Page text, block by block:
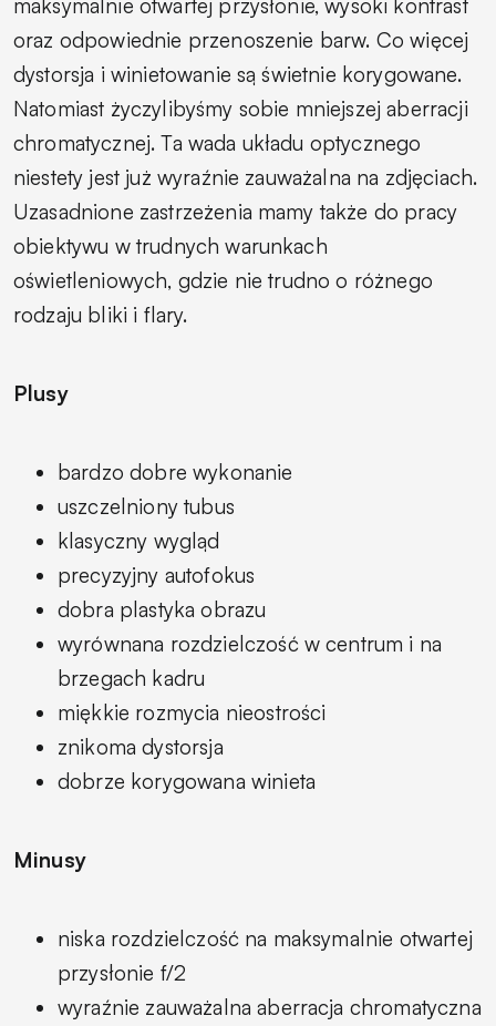
maksymalnie otwartej przysłonie, wysoki kontrast
oraz odpowiednie przenoszenie barw. Co więcej
dystorsja i winietowanie są świetnie korygowane.
Natomiast życzylibyśmy sobie mniejszej aberracji
chromatycznej. Ta wada układu optycznego
niestety jest już wyraźnie zauważalna na zdjęciach.
Uzasadnione zastrzeżenia mamy także do pracy
obiektywu w trudnych warunkach
oświetleniowych, gdzie nie trudno o różnego
rodzaju bliki i flary.
Plusy
bardzo dobre wykonanie
uszczelniony tubus
klasyczny wygląd
precyzyjny autofokus
dobra plastyka obrazu
wyrównana rozdzielczość w centrum i na
brzegach kadru
miękkie rozmycia nieostrości
znikoma dystorsja
dobrze korygowana winieta
Minusy
niska rozdzielczość na maksymalnie otwartej
przysłonie f/2
wyraźnie zauważalna aberracja chromatyczna